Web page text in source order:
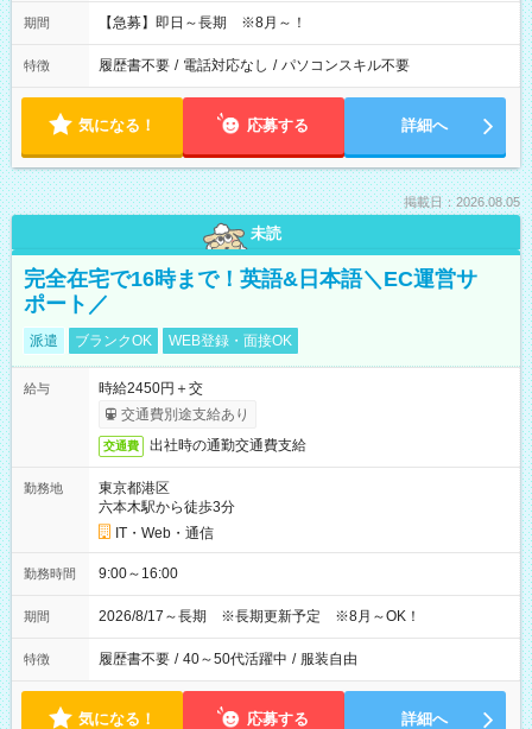
期間 【急募】即日～長期 ※8月～！
特徴 履歴書不要 / 電話対応なし / パソコンスキル不要
気になる！ 応募する 詳細へ
掲載日：2026.08.05
未読
完全在宅で16時まで！英語&日本語＼EC運営サ
ポート／
派遣 ブランクOK WEB登録・面接OK
給与
時給2450円＋交
交通費別途支給あり
交通費 出社時の通勤交通費支給
勤務地
東京都港区
六本木駅から徒歩3分
IT・Web・通信
勤務時間 9:00～16:00
期間 2026/8/17～長期 ※長期更新予定 ※8月～OK！
特徴 履歴書不要 / 40～50代活躍中 / 服装自由
気になる！ 応募する 詳細へ